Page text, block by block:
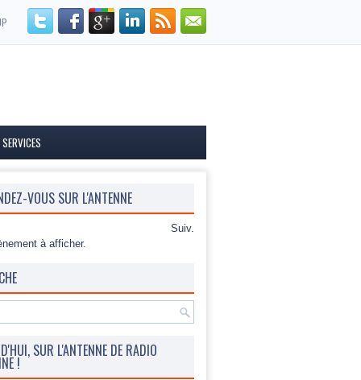
VOUS SUR L'ANTENNE
Suiv.
à afficher.
SUR L'ANTENNE DE RADIO
!